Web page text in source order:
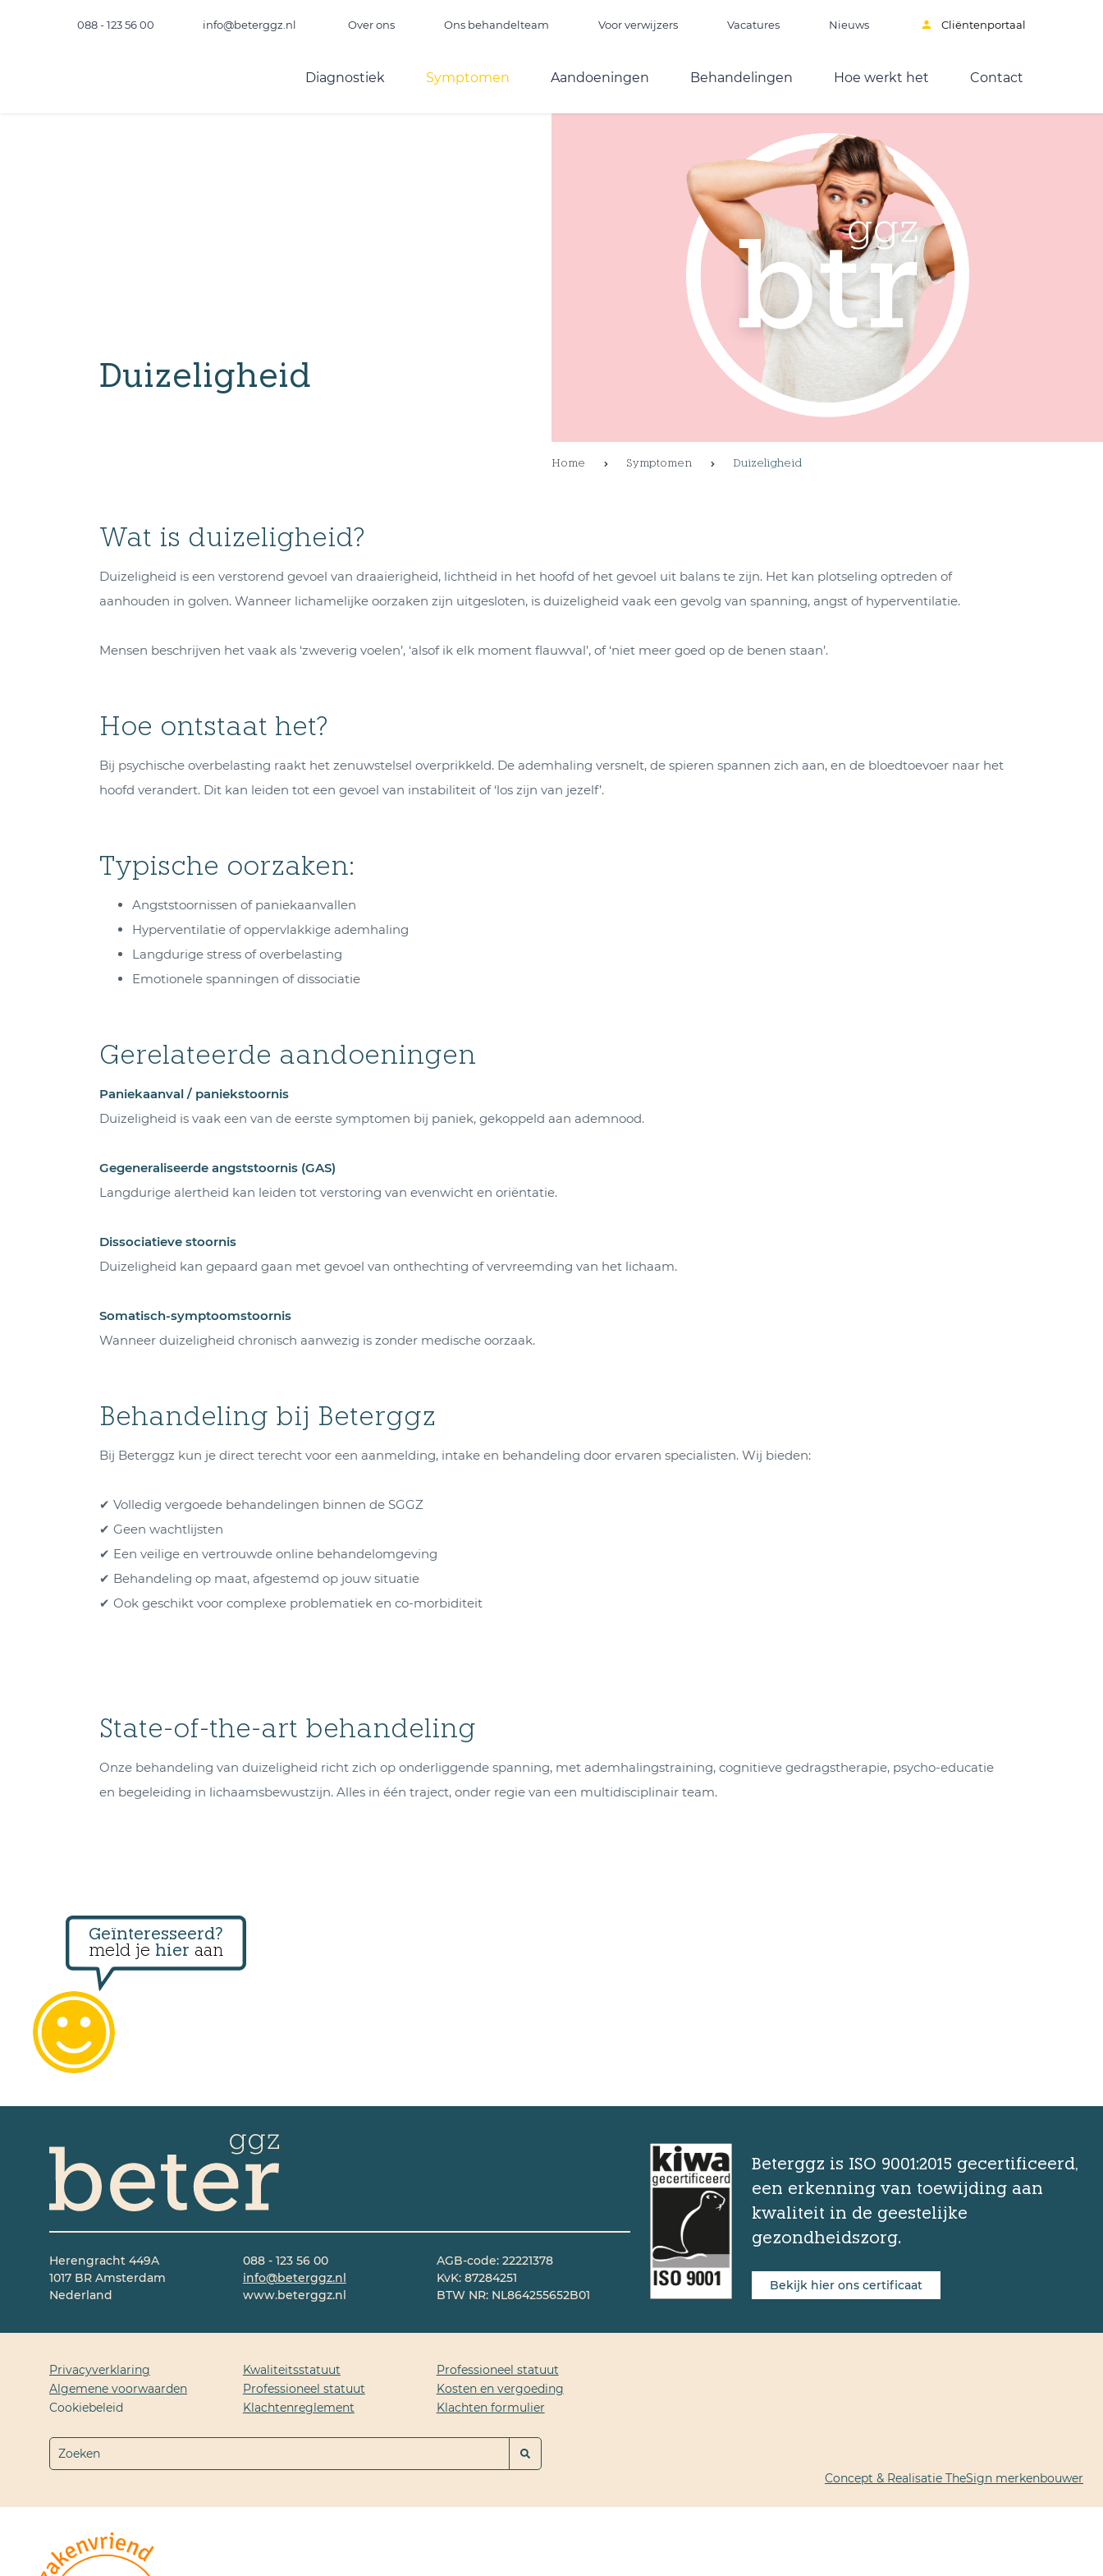
088 - 123 56 00 info@beterggz.nl Over ons Ons behandelteam Voor verwijzers Vacatures Nieuws Cliëntenportaal
Diagnostiek Symptomen Aandoeningen Behandelingen Hoe werkt het Contact
Duizeligheid
Home Symptomen Duizeligheid
Wat is duizeligheid?
Duizeligheid is een verstorend gevoel van draaierigheid, lichtheid in het hoofd of het gevoel uit balans te zijn. Het kan plotseling optreden of
aanhouden in golven. Wanneer lichamelijke oorzaken zijn uitgesloten, is duizeligheid vaak een gevolg van spanning, angst of hyperventilatie.
Mensen beschrijven het vaak als ‘zweverig voelen’, ‘alsof ik elk moment flauwval’, of ‘niet meer goed op de benen staan’.
Hoe ontstaat het?
Bij psychische overbelasting raakt het zenuwstelsel overprikkeld. De ademhaling versnelt, de spieren spannen zich aan, en de bloedtoevoer naar het
hoofd verandert. Dit kan leiden tot een gevoel van instabiliteit of ‘los zijn van jezelf’.
Typische oorzaken:
Angststoornissen of paniekaanvallen
Hyperventilatie of oppervlakkige ademhaling
Langdurige stress of overbelasting
Emotionele spanningen of dissociatie
Gerelateerde aandoeningen
Paniekaanval / paniekstoornis
Duizeligheid is vaak een van de eerste symptomen bij paniek, gekoppeld aan ademnood.
Gegeneraliseerde angststoornis (GAS)
Langdurige alertheid kan leiden tot verstoring van evenwicht en oriëntatie.
Dissociatieve stoornis
Duizeligheid kan gepaard gaan met gevoel van onthechting of vervreemding van het lichaam.
Somatisch-symptoomstoornis
Wanneer duizeligheid chronisch aanwezig is zonder medische oorzaak.
Behandeling bij Beterggz
Bij Beterggz kun je direct terecht voor een aanmelding, intake en behandeling door ervaren specialisten. Wij bieden:
✔ Volledig vergoede behandelingen binnen de SGGZ
✔ Geen wachtlijsten
✔ Een veilige en vertrouwde online behandelomgeving
✔ Behandeling op maat, afgestemd op jouw situatie
✔ Ook geschikt voor complexe problematiek en co-morbiditeit
State-of-the-art behandeling
Onze behandeling van duizeligheid richt zich op onderliggende spanning, met ademhalingstraining, cognitieve gedragstherapie, psycho-educatie
en begeleiding in lichaamsbewustzijn. Alles in één traject, onder regie van een multidisciplinair team.
Geïnteresseerd?
meld je hier aan
Herengracht 449A
1017 BR Amsterdam
Nederland
088 - 123 56 00
info@beterggz.nl
www.beterggz.nl
AGB-code: 22221378
KvK: 87284251
BTW NR: NL864255652B01
Beterggz is ISO 9001:2015 gecertificeerd,
een erkenning van toewijding aan
kwaliteit in de geestelijke
gezondheidszorg.
Bekijk hier ons certificaat
Privacyverklaring
Algemene voorwaarden
Cookiebeleid
Kwaliteitsstatuut
Professioneel statuut
Klachtenreglement
Professioneel statuut
Kosten en vergoeding
Klachten formulier
Concept & Realisatie TheSign merkenbouwer